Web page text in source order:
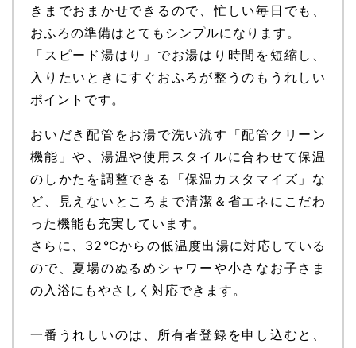
きまでおまかせできるので、忙しい毎日でも、
おふろの準備はとてもシンプルになります。
「スピード湯はり」でお湯はり時間を短縮し、
入りたいときにすぐおふろが整うのもうれしい
ポイントです。
おいだき配管をお湯で洗い流す「配管クリーン
機能」や、湯温や使用スタイルに合わせて保温
のしかたを調整できる「保温カスタマイズ」な
ど、見えないところまで清潔＆省エネにこだわ
った機能も充実しています。
さらに、32℃からの低温度出湯に対応している
ので、夏場のぬるめシャワーや小さなお子さま
の入浴にもやさしく対応できます。
一番うれしいのは、所有者登録を申し込むと、